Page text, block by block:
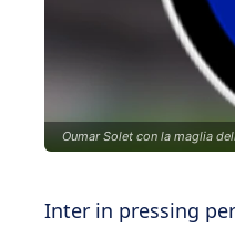
Oumar Solet con la maglia
Inter in pressing